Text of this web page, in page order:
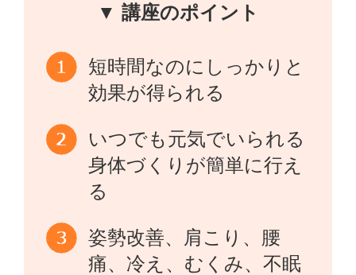
▼ 講座のポイント
短時間なのにしっかりと
効果が得られる
いつでも元気でいられる
身体づくりが簡単に行え
る
姿勢改善、肩こり、腰
痛、冷え、むくみ、不眠